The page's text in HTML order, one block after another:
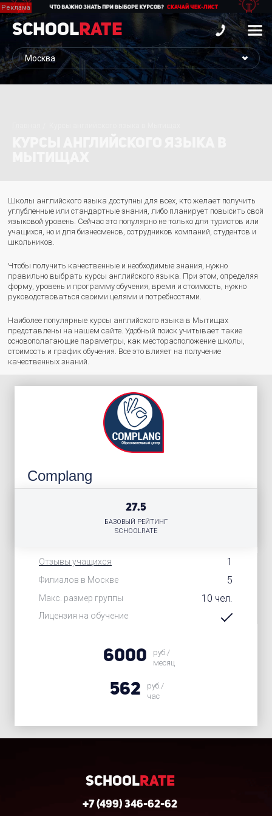
School Rate
Школы английского языка доступны для всех, кто желает получить
углубленные или стандартные знания, либо планирует повысить свой
языковой уровень. Сейчас это популярно не только для туристов или
учащихся, но и для бизнесменов, сотрудников компаний, студентов и
школьников.
Чтобы получить качественные и необходимые знания, нужно
правильно выбрать курсы английского языка. При этом, определяя
форму, уровень и программу обучения, время и стоимость, нужно
руководствоваться своими целями и потребностями.
Наиболее популярные курсы английского языка в Мытищах
представлены на нашем сайте. Удобный поиск учитывает такие
основополагающие параметры, как месторасположение школы,
стоимость и график обучения. Все это влияет на получение
качественных знаний.
Complang
Отзывы учащихся 1
Филиалов в Москве 5
Макс. размер группы 10 чел.
Лицензия на обучение
27.5
БАЗОВЫЙ РЕЙТИНГ
SCHOOLRATE
6000
руб./
месяц
562
руб./
час
SchoolRate
+7 (499) 346-62-62